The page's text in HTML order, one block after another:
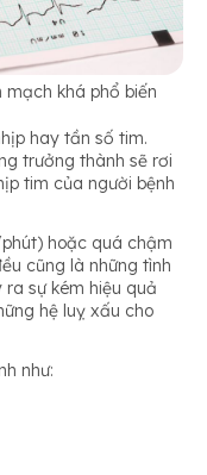
mạch khá phổ biến
hay tần số tim.
trưởng thành sẽ rơi
tim của người bệnh
hoặc quá chậm
cũng là những tình
sự kém hiệu quả
hệ luỵ xấu cho
như: